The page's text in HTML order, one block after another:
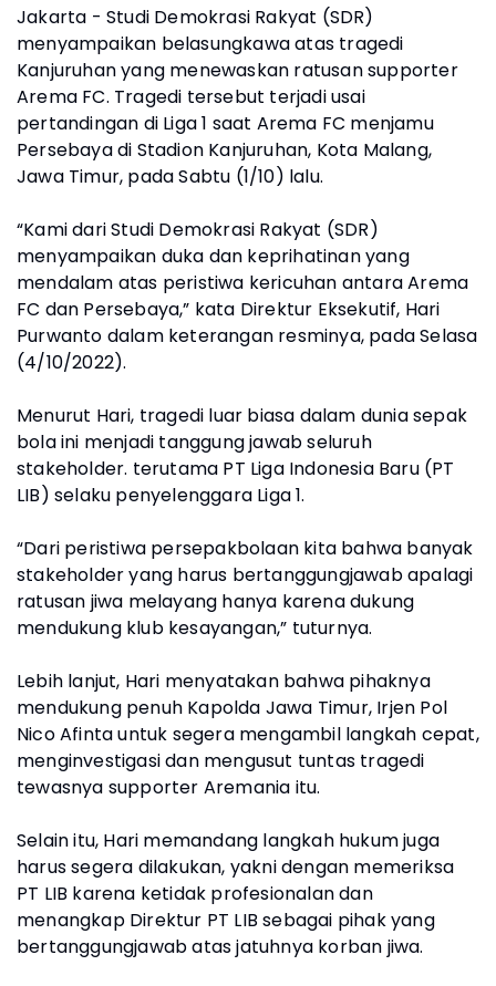
Jakarta - Studi Demokrasi Rakyat (SDR)
menyampaikan belasungkawa atas tragedi
Kanjuruhan yang menewaskan ratusan supporter
Arema FC. Tragedi tersebut terjadi usai
pertandingan di Liga 1 saat Arema FC menjamu
Persebaya di Stadion Kanjuruhan, Kota Malang,
Jawa Timur, pada Sabtu (1/10) lalu.
“Kami dari Studi Demokrasi Rakyat (SDR)
menyampaikan duka dan keprihatinan yang
mendalam atas peristiwa kericuhan antara Arema
FC dan Persebaya,” kata Direktur Eksekutif, Hari
Purwanto dalam keterangan resminya, pada Selasa
(4/10/2022).
Menurut Hari, tragedi luar biasa dalam dunia sepak
bola ini menjadi tanggung jawab seluruh
stakeholder. terutama PT Liga Indonesia Baru (PT
LIB) selaku penyelenggara Liga 1.
“Dari peristiwa persepakbolaan kita bahwa banyak
stakeholder yang harus bertanggungjawab apalagi
ratusan jiwa melayang hanya karena dukung
mendukung klub kesayangan,” tuturnya.
Lebih lanjut, Hari menyatakan bahwa pihaknya
mendukung penuh Kapolda Jawa Timur, Irjen Pol
Nico Afinta untuk segera mengambil langkah cepat,
menginvestigasi dan mengusut tuntas tragedi
tewasnya supporter Aremania itu.
Selain itu, Hari memandang langkah hukum juga
harus segera dilakukan, yakni dengan memeriksa
PT LIB karena ketidak profesionalan dan
menangkap Direktur PT LIB sebagai pihak yang
bertanggungjawab atas jatuhnya korban jiwa.